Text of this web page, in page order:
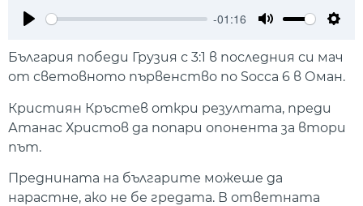
-01:16
България победи Грузия с 3:1 в последния си мач
от световното първенство по Socca 6 в Оман.
Кристиян Кръстев откри резултата, преди
Атанас Христов да попари опонента за втори
път.
Преднината на българите можеше да
нарастне, ако не бе гредата. В ответната